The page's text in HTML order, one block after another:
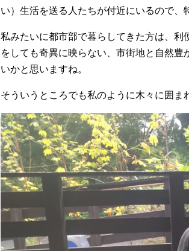
い）生活を送る人たちが付近にいるので
私みたいに都市部で暮らしてきた方は、
をしても奇異に映らない、市街地と自然
いかと思いますね。
そういうところでも私のように木々に囲